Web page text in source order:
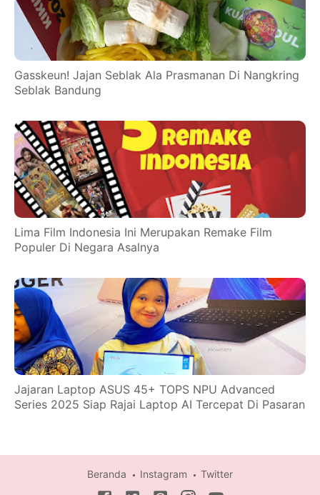
Gasskeun! Jajan Seblak Ala Prasmanan Di Nangkring
Seblak Bandung
Lima Film Indonesia Ini Merupakan Remake Film
Populer Di Negara Asalnya
Jajaran Laptop ASUS 45+ TOPS NPU Advanced
Series 2025 Siap Rajai Laptop AI Tercepat Di Pasaran
Beranda Instagram Twitter